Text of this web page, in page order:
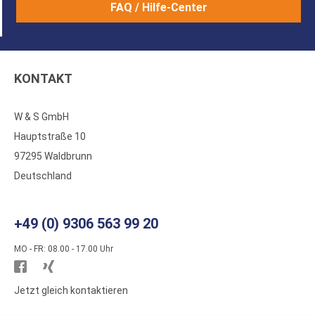
FAQ / Hilfe-Center
KONTAKT
W & S GmbH
Hauptstraße 10
97295 Waldbrunn
Deutschland
+49 (0) 9306 563 99 20
MO - FR: 08.00 - 17.00 Uhr
Besuchen
Sie
Sie
Jetzt gleich kontaktieren